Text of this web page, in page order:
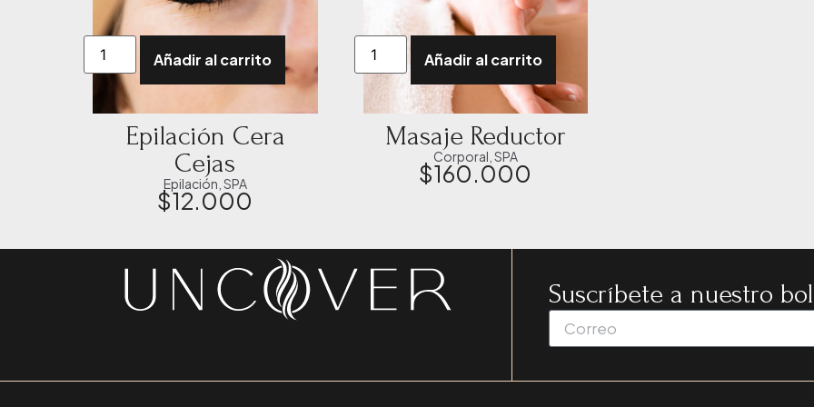
Añadir al carrito
Epilación Cera
Cejas
Epilación SPA
$12.000
Añadir al carrito
Masaje Reductor
Corporal SPA
$160.000
Suscríbete a nuestro